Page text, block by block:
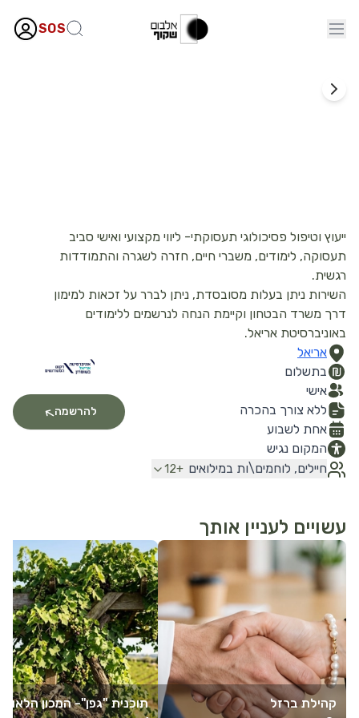
SOS
ייעוץ וטיפול פסיכולוגי תעסוקתי- ליווי מקצועי ואישי סביב
תעסוקה, לימודים, משברי חיים, חזרה לשגרה והתמודדות
רגשית.
השירות ניתן בעלות מסובסדת, ניתן לברר על זכאות למימון
דרך משרד הבטחון וקיימת הנחה לנרשמים ללימודים
באוניברסיטת אריאל.
אריאל
בתשלום
אישי
ללא צורך בהכרה
אחת לשבוע
המקום נגיש
חיילים, לוחמים\ות במילואים +
12
להרשמה
עשויים לעניין אותך
לפרטים נוספים
קהילת ברזל
לפרטים נוספים
תוכנית "גפן"- המכון